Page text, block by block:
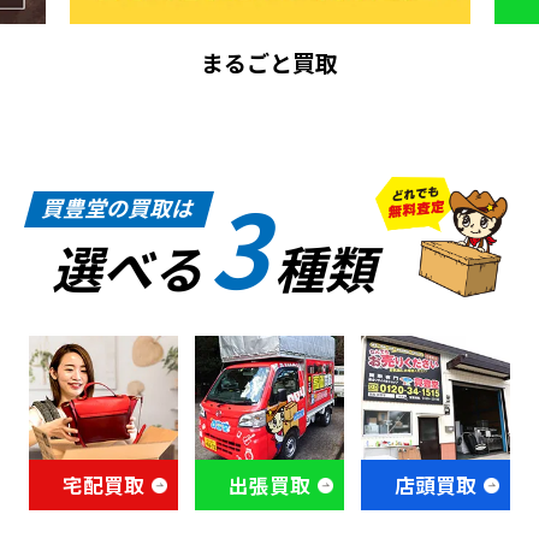
まるごと買取
買豊堂の買取は
選べる3種類
宅配買取 出張買取 店頭買取